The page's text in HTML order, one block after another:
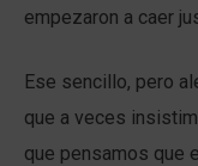
empezaron a caer
Ese sencillo, pero
que a veces
que pensamos que